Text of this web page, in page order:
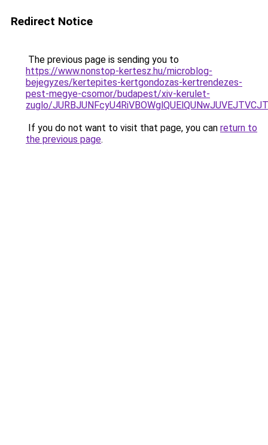
Redirect Notice
The previous page is sending you to
https://www.nonstop-kertesz.hu/microblog-
bejegyzes/kertepites-kertgondozas-kertrendezes-
pest-megye-csomor/budapest/xiv-kerulet-
zuglo/
If you do not want to visit that page, you can return to
the previous page.